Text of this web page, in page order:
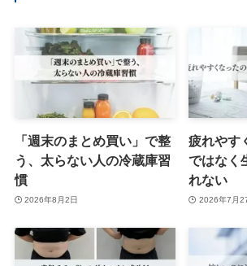
「週末のまとめ買い」で整
う、太らない人の冷蔵庫習
慣
2026年8月2日
疲れやす
ではなく
れない
2026年7月